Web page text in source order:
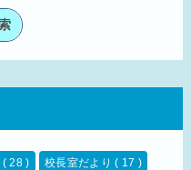
( 28 ) 校長室だより( 17 )